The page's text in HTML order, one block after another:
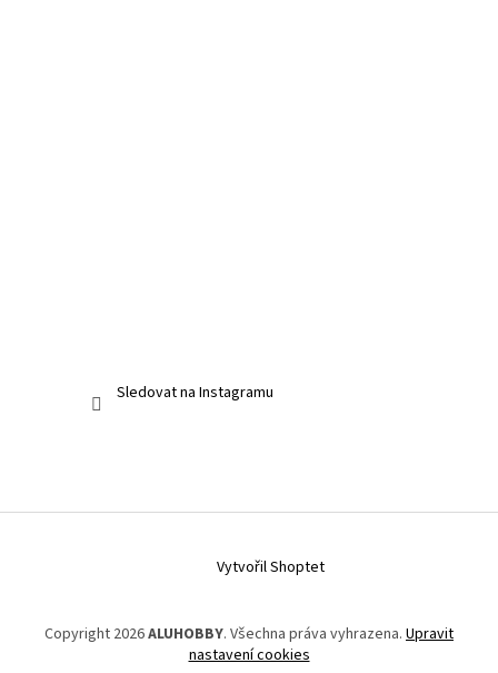
Sledovat na Instagramu
Vytvořil Shoptet
Copyright 2026ALUHOBBY. Všechna práva vyhrazena. Upravit
nastavení cookies